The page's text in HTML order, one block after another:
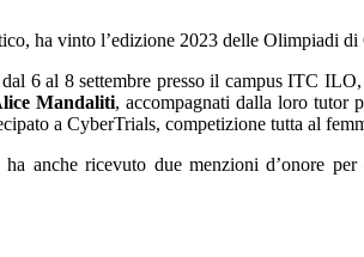
ha vinto l’edizione 2023 delle Olimpiadi di
6 al 8 settembre presso il campus ITC
Mandaliti, accompagnati dalla loro tutor
a CyberTrials, competizione tutta al
anche ricevuto due menzioni d’onore